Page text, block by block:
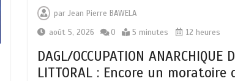
par Jean Pierre BAWELA
août 5, 2026
0 5 minutes 12 heures
DAGL/OCCUPATION ANARCHIQUE
LITTORAL : Encore un moratoire